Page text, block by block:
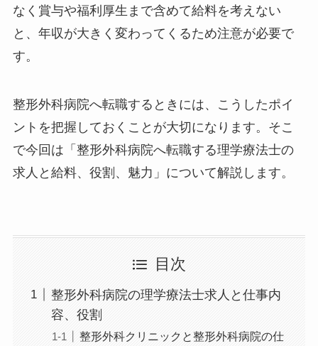
なく賞与や福利厚生まで含めて給料を考えない
と、年収が大きく変わってくるため注意が必要で
す。
整形外科病院へ転職するときには、こうしたポイ
ントを把握しておくことが大切になります。そこ
で今回は「整形外科病院へ転職する理学療法士の
求人と給料、役割、魅力」について解説します。
目次
整形外科病院の理学療法士求人と仕事内
容、役割
整形外科クリニックと整形外科病院の仕